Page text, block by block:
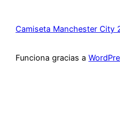
Camiseta Manchester City
Funciona gracias a